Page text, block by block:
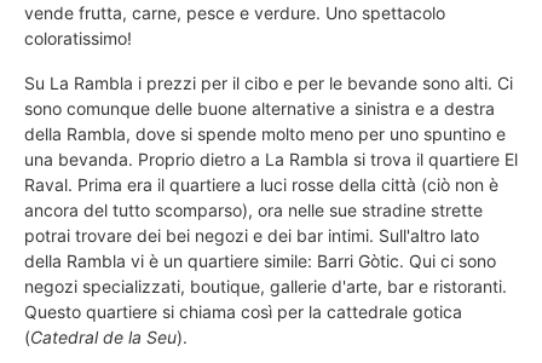
vende frutta, carne, pesce e verdure. Uno spettacolo
coloratissimo!
Su La Rambla i prezzi per il cibo e per le bevande sono alti. Ci
sono comunque delle buone alternative a sinistra e a destra
della Rambla, dove si spende molto meno per uno spuntino e
una bevanda. Proprio dietro a La Rambla si trova il quartiere El
Raval. Prima era il quartiere a luci rosse della città (ciò non è
ancora del tutto scomparso), ora nelle sue stradine strette
potrai trovare dei bei negozi e dei bar intimi. Sull'altro lato
della Rambla vi è un quartiere simile: Barri Gòtic. Qui ci sono
negozi specializzati, boutique, gallerie d'arte, bar e ristoranti.
Questo quartiere si chiama così per la cattedrale gotica
(Catedral de la Seu).